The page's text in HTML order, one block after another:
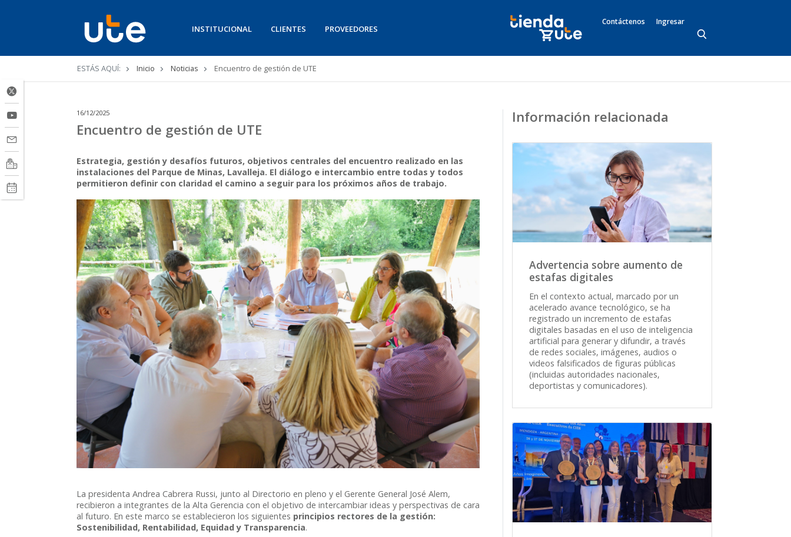
INSTITUCIONAL CLIENTES PROVEEDORES
Contáctenos Ingresar
Ruta
navegación
ESTÁS AQUÍ: Inicio Noticias Encuentro de gestión de UTE
16/12/2025
Encuentro de gestión de UTE
Estrategia, gestión y desafíos futuros, objetivos centrales del encuentro realizado en las
instalaciones del Parque de Minas, Lavalleja. El diálogo e intercambio entre todas y todos
permitieron definir con claridad el camino a seguir para los próximos años de trabajo.
La presidenta Andrea Cabrera Russi, junto al Directorio en pleno y el Gerente General José Alem,
recibieron a integrantes de la Alta Gerencia con el objetivo de intercambiar ideas y perspectivas de cara
al futuro. En este marco se establecieron los siguientes principios rectores de la gestión:
Sostenibilidad, Rentabilidad, Equidad y Transparencia.
Información relacionada
Advertencia sobre aumento de
estafas digitales
En el contexto actual, marcado por un
acelerado avance tecnológico, se ha
registrado un incremento de estafas
digitales basadas en el uso de inteligencia
artificial para generar y difundir, a través
de redes sociales, imágenes, audios o
videos falsificados de figuras públicas
(incluidas autoridades nacionales,
deportistas y comunicadores).